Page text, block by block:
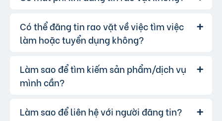
Trả lời: Chúng tôi cung cấp gói đăng tin miễn
phí cơ bản cho tất cả người dùng. Tuy nhiên, để
thị, bạn có thể lựa chọn các gói dịch vụ nâng
cấp với chi phí hợp lý, xem thêmphí dịch vụ tin
VIP.
Có thể đăng tin rao vặt về việc tìm việc
làm hoặc tuyển dụng không?
Trả lời: Hoàn toàn có thể. Website của chúng
tôi hỗ trợ đăng tin tuyển dụng và tìm việc làm.
đủ thông tin.
Làm sao để tìm kiếm sản phẩm/dịch vụ
mình cần?
Trả lời: Bạn có thể sử dụng công cụ tìm kiếm
Làm sao để liên hệ với người đăng tin?